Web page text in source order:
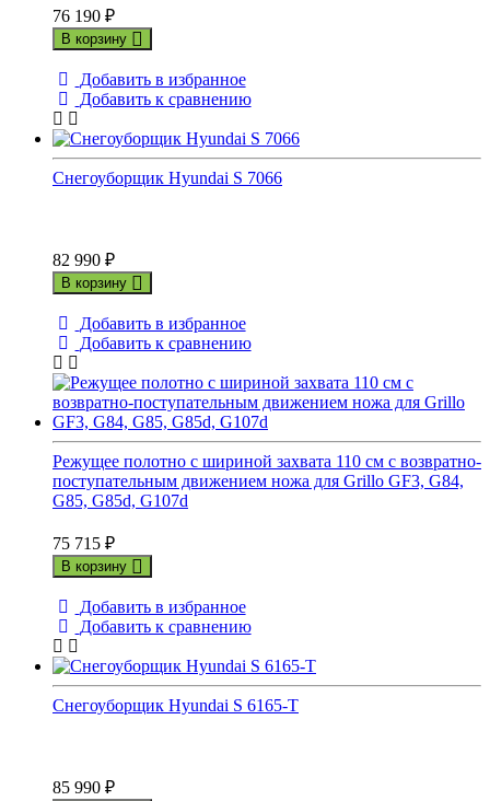
76 190 ₽
В корзину
Добавить в избранное
Добавить к сравнению
Снегоуборщик Hyundai S 7066
82 990 ₽
В корзину
Добавить в избранное
Добавить к сравнению
Режущее полотно с шириной захвата 110 см с возвратно-
поступательным движением ножа для Grillo GF3, G84,
G85, G85d, G107d
75 715 ₽
В корзину
Добавить в избранное
Добавить к сравнению
Снегоуборщик Hyundai S 6165-T
85 990 ₽